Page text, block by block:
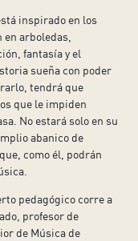
inspirado en los
arboledas,
fantasía y el
sueña con poder
tendrá que
que le impiden
No estará solo en su
abanico de
como él, podrán
pedagógico corre a
profesor de
de Música de